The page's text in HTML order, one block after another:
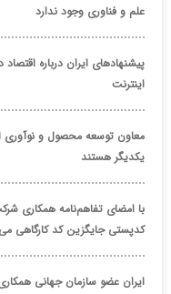
علم و فناوری وجود ندارد
پیشنهادهای ایران درباره
اینترنت
معاون توسعه محصول و نوآوری
یکدیگر هستند
با امضای تفاهم‌نامه همکاری
کدپستی جایگزین کد کارگاهی
ایران عضو سازمان جهانی